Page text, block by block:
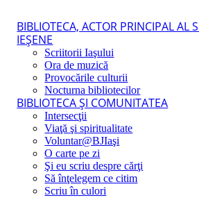
BIBLIOTECA, ACTOR PRINCIPAL AL
IEŞENE
Scriitorii Iaşului
Ora de muzică
Provocările culturii
Nocturna bibliotecilor
BIBLIOTECA ŞI COMUNITATEA
Intersecţii
Viaţă şi spiritualitate
Voluntar@BJIaşi
O carte pe zi
Şi eu scriu despre cărţi
Să înţelegem ce citim
Scriu în culori